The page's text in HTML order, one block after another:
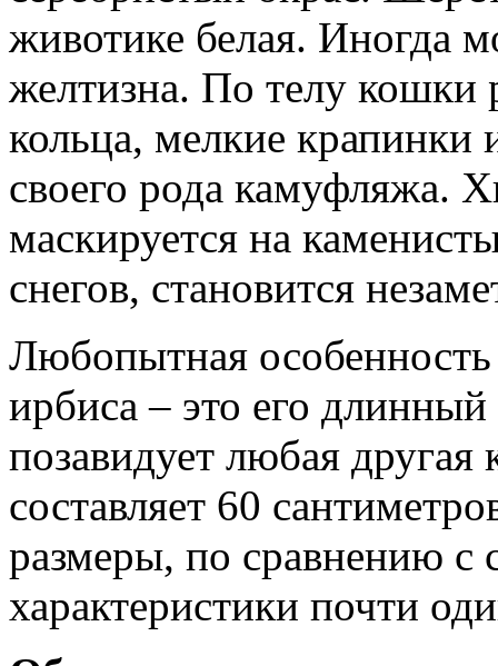
животике белая. Иногда
желтизна. По телу кошки
кольца, мелкие крапинки
своего рода камуфляжа.
маскируется на
снегов, становится
Любопытная
ирбиса – это его
позавидует любая
составляет 60
размеры, по сравнению с
характеристики почти